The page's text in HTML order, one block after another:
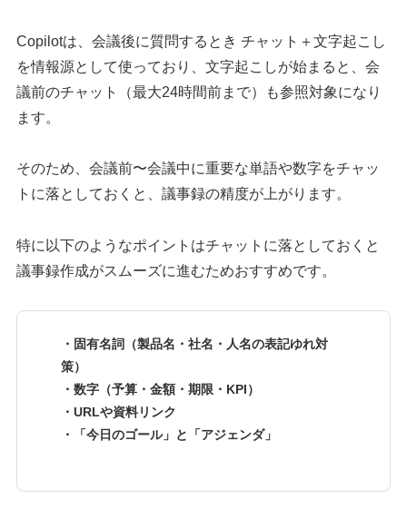
Copilotは、会議後に質問するとき チャット＋文字起こし
を情報源として使っており、文字起こしが始まると、会
議前のチャット（最大24時間前まで）も参照対象になり
ます。
そのため、会議前〜会議中に重要な単語や数字をチャッ
トに落としておくと、議事録の精度が上がります。
特に以下のようなポイントはチャットに落としておくと
議事録作成がスムーズに進むためおすすめです。
・固有名詞（製品名・社名・人名の表記ゆれ対
策）
・数字（予算・金額・期限・KPI）
・URLや資料リンク
・「今日のゴール」と「アジェンダ」